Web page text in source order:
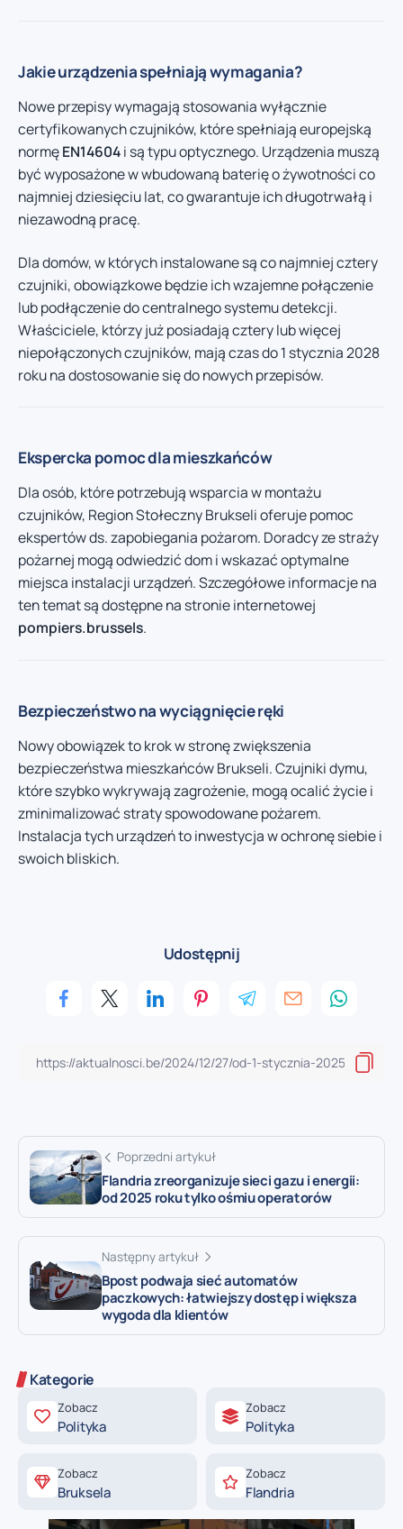
Jakie urządzenia spełniają wymagania?
Nowe przepisy wymagają stosowania wyłącznie
certyfikowanych czujników, które spełniają europejską
normęEN14604i są typu optycznego. Urządzenia muszą
być wyposażone w wbudowaną baterię o żywotności co
najmniej dziesięciu lat, co gwarantuje ich długotrwałą i
niezawodną pracę.
Dla domów, w których instalowane są co najmniej cztery
czujniki, obowiązkowe będzie ich wzajemne połączenie
lub podłączenie do centralnego systemu detekcji.
Właściciele, którzy już posiadają cztery lub więcej
niepołączonych czujników, mają czas do 1 stycznia 2028
roku na dostosowanie się do nowych przepisów.
Ekspercka pomoc dla mieszkańców
Dla osób, które potrzebują wsparcia w montażu
czujników, Region Stołeczny Brukseli oferuje pomoc
ekspertów ds. zapobiegania pożarom. Doradcy ze straży
pożarnej mogą odwiedzić dom i wskazać optymalne
miejsca instalacji urządzeń. Szczegółowe informacje na
ten temat są dostępne na stronie internetowej
pompiers.brussels.
Bezpieczeństwo na wyciągnięcie ręki
Nowy obowiązek to krok w stronę zwiększenia
bezpieczeństwa mieszkańców Brukseli. Czujniki dymu,
które szybko wykrywają zagrożenie, mogą ocalić życie i
zminimalizować straty spowodowane pożarem.
Instalacja tych urządzeń to inwestycja w ochronę siebie i
swoich bliskich.
Udostępnij
Poprzedni artykuł
Flandria zreorganizuje sieci gazu i energii:
od 2025 roku tylko ośmiu operatorów
Następny artykuł
Bpost podwaja sieć automatów
paczkowych: łatwiejszy dostęp i większa
wygoda dla klientów
Kategorie
Zobacz
Polityka
Zobacz
Polityka
Zobacz
Bruksela
Zobacz
Flandria